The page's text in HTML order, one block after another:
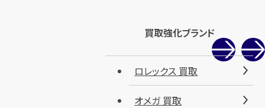
買取強化ブランド
ロレックス 買取
オメガ 買取